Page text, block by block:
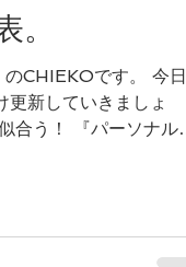
。
CHIEKOです。 今日
更新していきましょ